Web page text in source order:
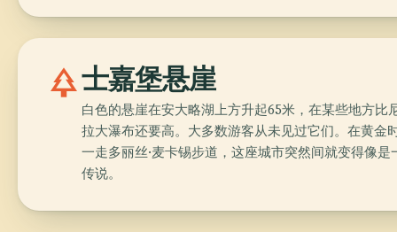
park士嘉堡悬崖
白色的悬崖在安大略湖上方升起65米，在某些地方比
拉大瀑布还要高。大多数游客从未见过它们。在黄金
一走多丽丝·麦卡锡步道，这座城市突然间就变得像是
传说。